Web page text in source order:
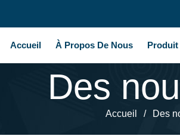
Accueil À Propos De Nous Produit
Des
Accueil / Des